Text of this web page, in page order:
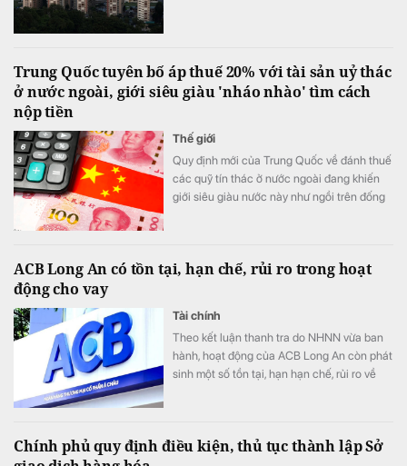
Trung Quốc tuyên bố áp thuế 20% với tài sản uỷ thác
ở nước ngoài, giới siêu giàu 'nháo nhào' tìm cách
nộp tiền
Thế giới
Quy định mới của Trung Quốc về đánh thuế
các quỹ tín thác ở nước ngoài đang khiến
giới siêu giàu nước này như ngồi trên đống
ACB Long An có tồn tại, hạn chế, rủi ro trong hoạt
động cho vay
Tài chính
Theo kết luận thanh tra do NHNN vừa ban
hành, hoạt động của ACB Long An còn phát
sinh một số tồn tại, hạn hạn chế, rủi ro về
động chuyển tiền ra nước ngoài.
Chính phủ quy định điều kiện, thủ tục thành lập Sở